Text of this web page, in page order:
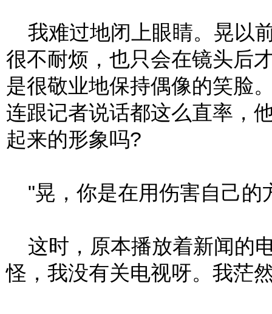
我难过地闭上眼睛。晃以
很不耐烦，也只会在镜头后
是很敬业地保持偶像的笑脸
连跟记者说话都这么直率，
起来的形象吗?
"晃，你是在用伤害自己的
这时，原本播放着新闻的
怪，我没有关电视呀。我茫